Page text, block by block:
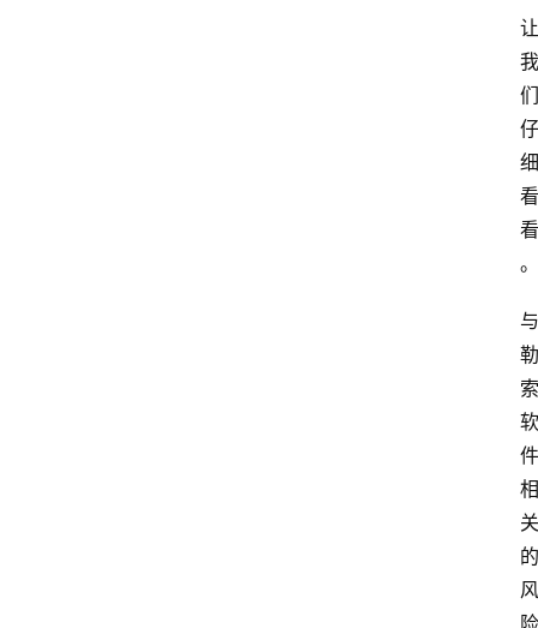
让
我
们
仔
细
看
看
。
与
勒
索
软
件
相
关
的
风
险